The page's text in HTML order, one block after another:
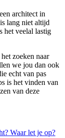
architect in
lang niet altijd
het veelal lastig
zoeken naar
we jou dan ook
echt van pas
is het vinden van
van deze
Waar let je op?